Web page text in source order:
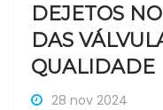
DEJETOS
DAS
QUALIDADE
28 nov 2024